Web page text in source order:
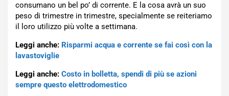
consumano un bel po’ di corrente. E la cosa avrà un suo
peso di trimestre in trimestre, specialmente se reiteriamo
il loro utilizzo più volte a settimana.
Leggi anche: Risparmi acqua e corrente se fai così con la
lavastoviglie
Leggi anche: Costo in bolletta, spendi di più se azioni
sempre questo elettrodomestico